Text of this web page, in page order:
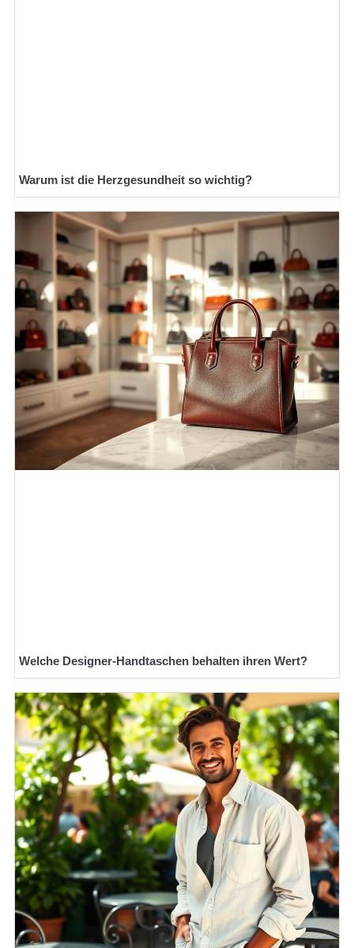
Warum ist die Herzgesundheit so wichtig?
Welche Designer-Handtaschen behalten ihren Wert?